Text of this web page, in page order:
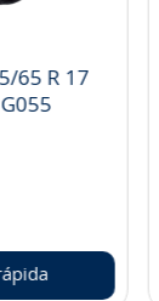
65 R 17